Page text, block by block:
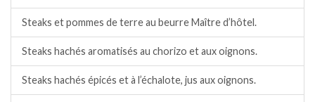
Steaks et pommes de terre au beurre Maître d’hôtel.
Steaks hachés aromatisés au chorizo et aux oignons.
Steaks hachés épicés et à l’échalote, jus aux oignons.